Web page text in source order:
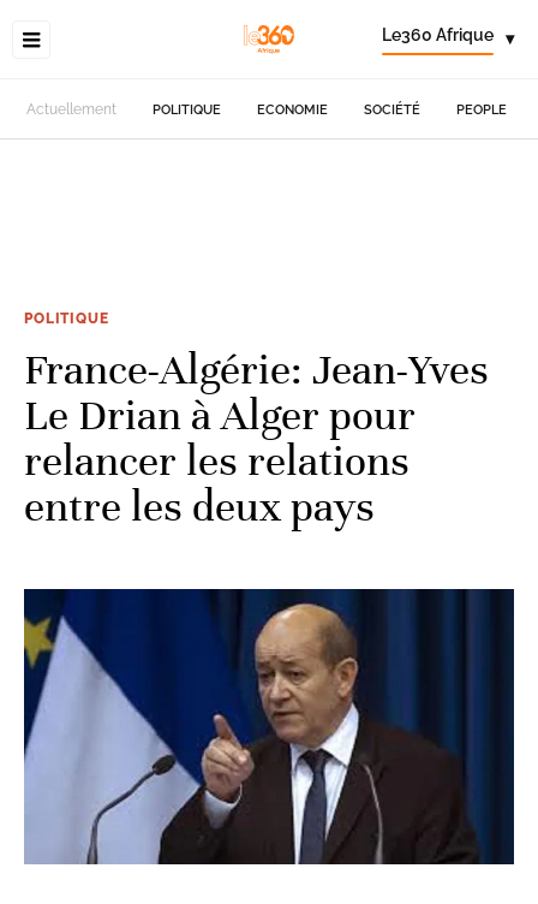
Le360 Afrique ▾
Actuellement POLITIQUE ECONOMIE SOCIÉTÉ PEOPLE
POLITIQUE
France-Algérie: Jean-Yves
Le Drian à Alger pour
relancer les relations
entre les deux pays